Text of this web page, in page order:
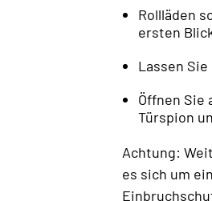
Rollläden
ersten
Lassen
Öffnen Sie
Türspion
Achtung:
es sich um